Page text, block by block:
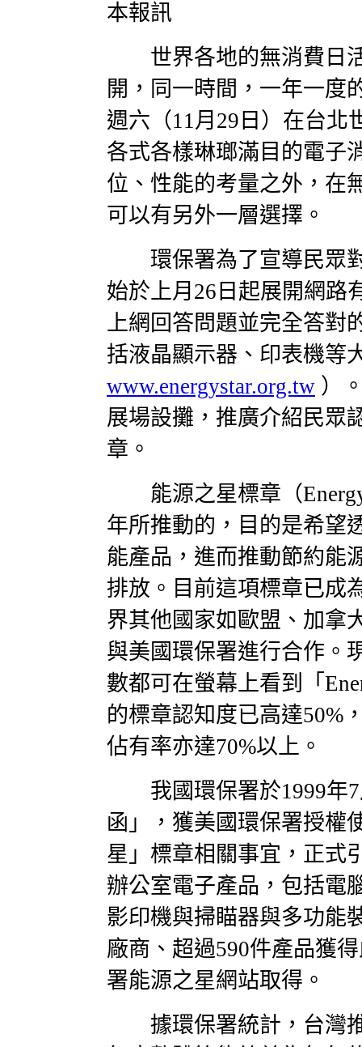
本報訊
世界各地的無消費日
開，同一時間，一年一度
週六（11月29日）在台北
各式各樣琳瑯滿目的電子
位、性能的考量之外，在
可以有另外一層選擇。
環保署為了宣導民眾對
始於上月26日起展開網路
上網回答問題並完全答對
括液晶顯示器、印表機等
www.energystar.org.tw ）
展場設攤，推廣介紹民眾
章。
能源之星標章（Energy
年所推動的，目的是希望
能產品，進而推動節約能
排放。目前這項標章已成
界其他國家如歐盟、加拿
與美國環保署進行合作。
數都可在螢幕上看到「
的標章認知度已高達50%
佔有率亦達70%以上。
我國環保署於1999年7
函」，獲美國環保署授權
星」標章相關事宜，正式
辦公室電子產品，包括電
影印機與掃瞄器與多功能
廠商、超過590件產品獲
署能源之星網站取得。
據環保署統計，台灣推